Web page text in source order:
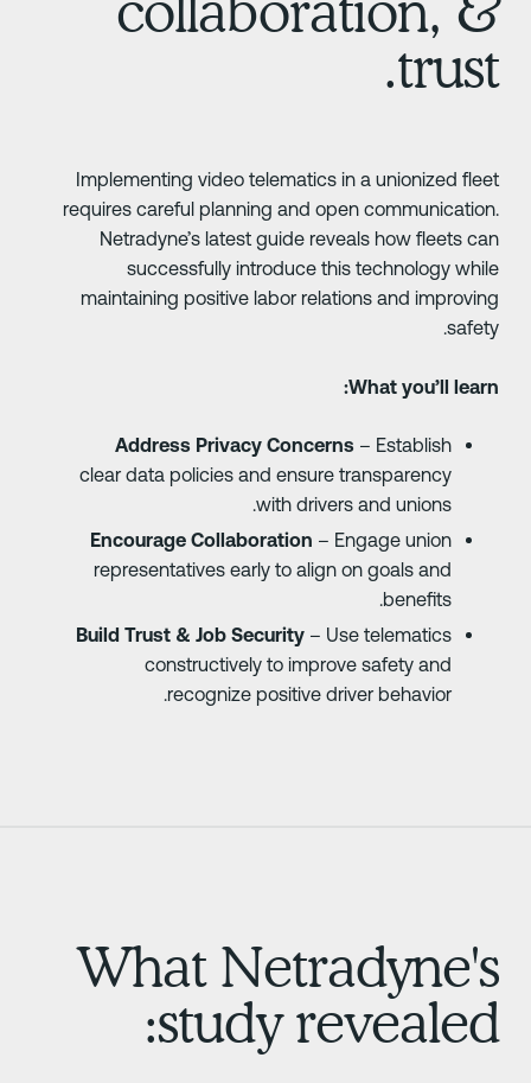
Implementing video telematics in a unionized
requires careful planning and open
Netradyne’s latest guide reveals how fleets
successfully introduce this technology
maintaining positive labor relations and
What you’ll
Address Privacy Concerns– Establish
clear data policies and ensure transparency
with drivers and unions.
Encourage Collaboration– Engage union
representatives early to align on goals and
benefits.
Build Trust & Job Security– Use telematics
constructively to improve safety and
recognize positive driver behavior.
What
study